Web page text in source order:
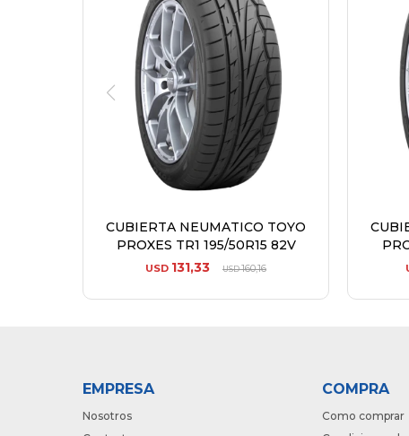
CUBIERTA NEUMATICO TOYO
PROXES TR1 195/50R15 82V
USD 131,33 USD160,16
EMPRESA
Nosotros
COMPRA
Como comprar